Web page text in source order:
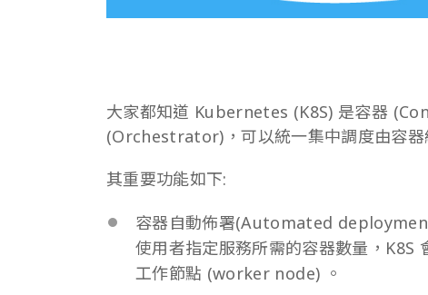
大家都知道 Kubernetes (K8S) 是容器
(Orchestrator)，可以統一集中調度由容
其重要功能如下:
容器自動佈署(Automated
使用者指定服務所需的容器數量，K8S
工作節點 (worker node) 。